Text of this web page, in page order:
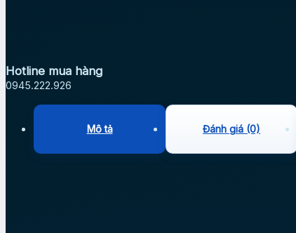
Hotline mua hàng
0945.222.926
Mô tả Đánh giá (0)